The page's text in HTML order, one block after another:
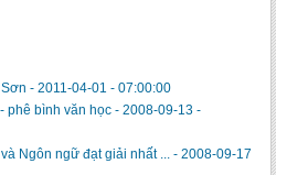
- 2011-04-01 - 07:00:00
phê bình văn học - 2008-09-13 -
Ngôn ngữ đạt giải nhất ... - 2008-09-17